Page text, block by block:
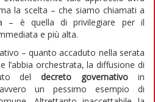
la scelta – che siamo chiamati a
– è quella di privilegiare per il
e più alta.
– quanto accaduto nella serata
l’abbia orchestrata, la diffusione di
deldecreto governativo in
un pessimo esempio di